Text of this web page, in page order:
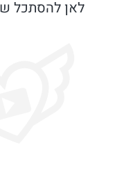
לאן להסתכל